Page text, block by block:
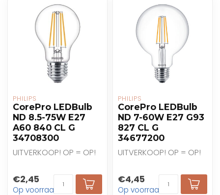
PHILIPS
CorePro LEDBulb
ND 8.5-75W E27
A60 840 CL G
34708300
UITVERKOOP! OP = OP!
€2,45
Op voorraad
PHILIPS
CorePro LEDBulb
ND 7-60W E27 G93
827 CL G
34677200
UITVERKOOP! OP = OP!
€4,45
Op voorraad